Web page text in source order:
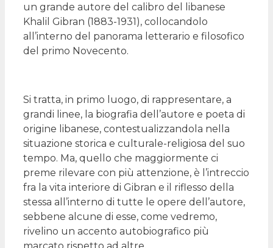
un grande autore del calibro del libanese
Khalil Gibran (1883-1931), collocandolo
all’interno del panorama letterario e filosofico
del primo Novecento.
Si tratta, in primo luogo, di rappresentare, a
grandi linee, la biografia dell’autore e poeta di
origine libanese, contestualizzandola nella
situazione storica e culturale-religiosa del suo
tempo. Ma, quello che maggiormente ci
preme rilevare con più attenzione, è l’intreccio
fra la vita interiore di Gibran e il riflesso della
stessa all’interno di tutte le opere dell’autore,
sebbene alcune di esse, come vedremo,
rivelino un accento autobiografico più